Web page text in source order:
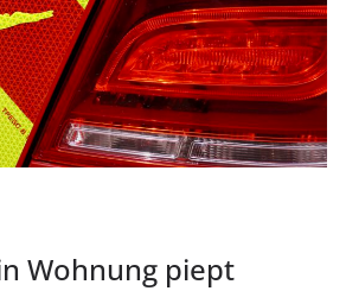
Wohnung piept